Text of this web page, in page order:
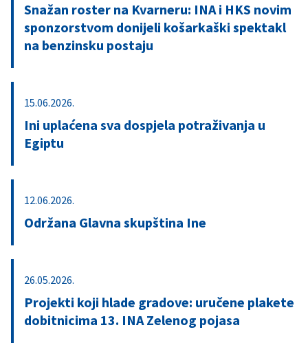
Snažan roster na Kvarneru: INA i HKS novim
sponzorstvom donijeli košarkaški spektakl
na benzinsku postaju
15.06.2026.
Ini uplaćena sva dospjela potraživanja u
Egiptu
12.06.2026.
Održana Glavna skupština Ine
26.05.2026.
Projekti koji hlade gradove: uručene plakete
dobitnicima 13. INA Zelenog pojasa